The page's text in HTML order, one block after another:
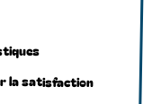
la satisfaction